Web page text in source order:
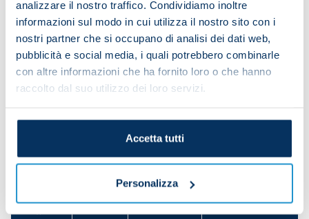
analizzare il nostro traffico. Condividiamo inoltre
informazioni sul modo in cui utilizza il nostro sito con i
nostri partner che si occupano di analisi dei dati web,
pubblicità e social media, i quali potrebbero combinarle
con altre informazioni che ha fornito loro o che hanno
raccolto dal suo utilizzo dei loro servizi.
Accetta tutti
Personalizza
Goals: 58
Serie A: 49 goals in 82 appearances
Champions League: 5 goals in 6 appearances
Europa League: 4 goals in 8 appearances
Coppa Italia: 4 appearances
team